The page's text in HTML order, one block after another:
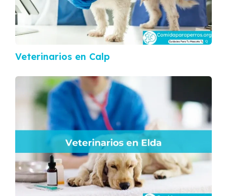
Veterinarios en Calp